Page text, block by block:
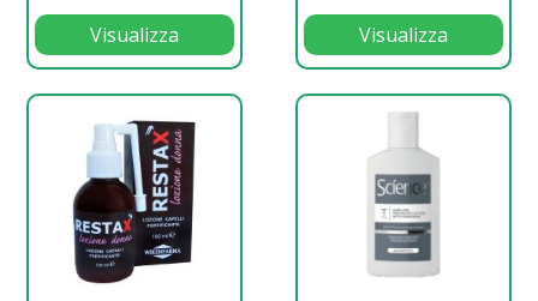
Visualizza Visualizza